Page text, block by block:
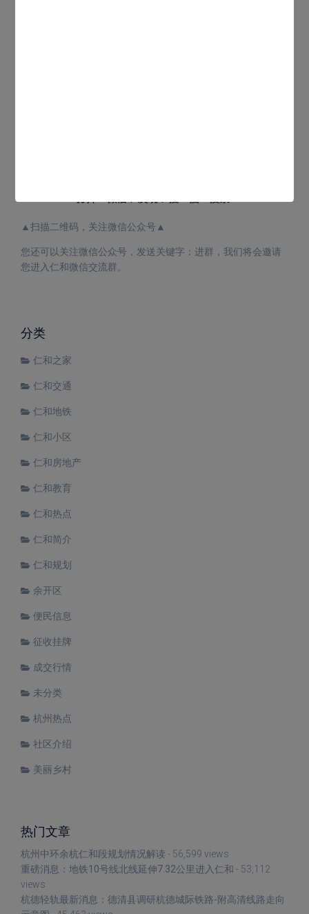
▲扫描二维码，关注微信公众号▲
您还可以关注微信公众号，发送关键字：进群，我们将会邀请
您进入仁和微信交流群。
分类
仁和之家
仁和交通
仁和地铁
仁和小区
仁和房地产
仁和教育
仁和热点
仁和简介
仁和规划
余开区
便民信息
征收挂牌
成交行情
未分类
杭州热点
社区介绍
美丽乡村
热门文章
杭州中环余杭仁和段规划情况解读 - 56,599 views
重磅消息：地铁10号线北线延伸7.32公里进入仁和 - 53,112
views
杭德轻轨最新消息：德清县调研杭德城际铁路-附高清线路走向